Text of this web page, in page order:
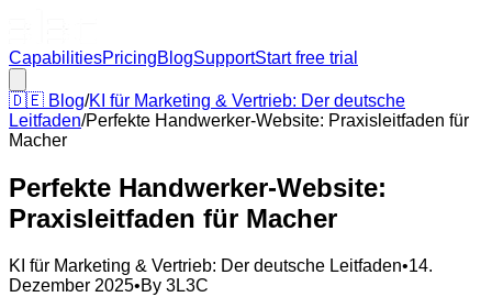
CapabilitiesPricingBlogSupportStart free trial
🇩🇪 Blog/KI für Marketing & Vertrieb: Der deutsche
Leitfaden/Perfekte Handwerker-Website: Praxisleitfaden für
Macher
Perfekte Handwerker-Website:
Praxisleitfaden für Macher
KI für Marketing & Vertrieb: Der deutsche Leitfaden•14.
Dezember 2025•By 3L3C